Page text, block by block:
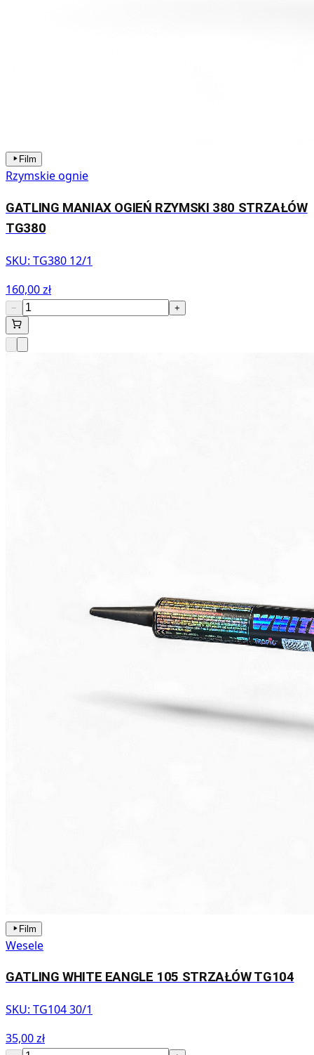
Film
Rzymskie ognie
GATLING MANIAX OGIEŃ RZYMSKI 380 STRZAŁÓW
TG380
SKU: TG380 12/1
160,00 zł
− +
Film
Wesele
GATLING WHITE EANGLE 105 STRZAŁÓW TG104
SKU: TG104 30/1
35,00 zł